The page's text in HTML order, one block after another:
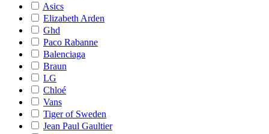
Asics
Elizabeth Arden
Ghd
Paco Rabanne
Balenciaga
Braun
LG
Chloé
Vans
Tiger of Sweden
Jean Paul Gaultier